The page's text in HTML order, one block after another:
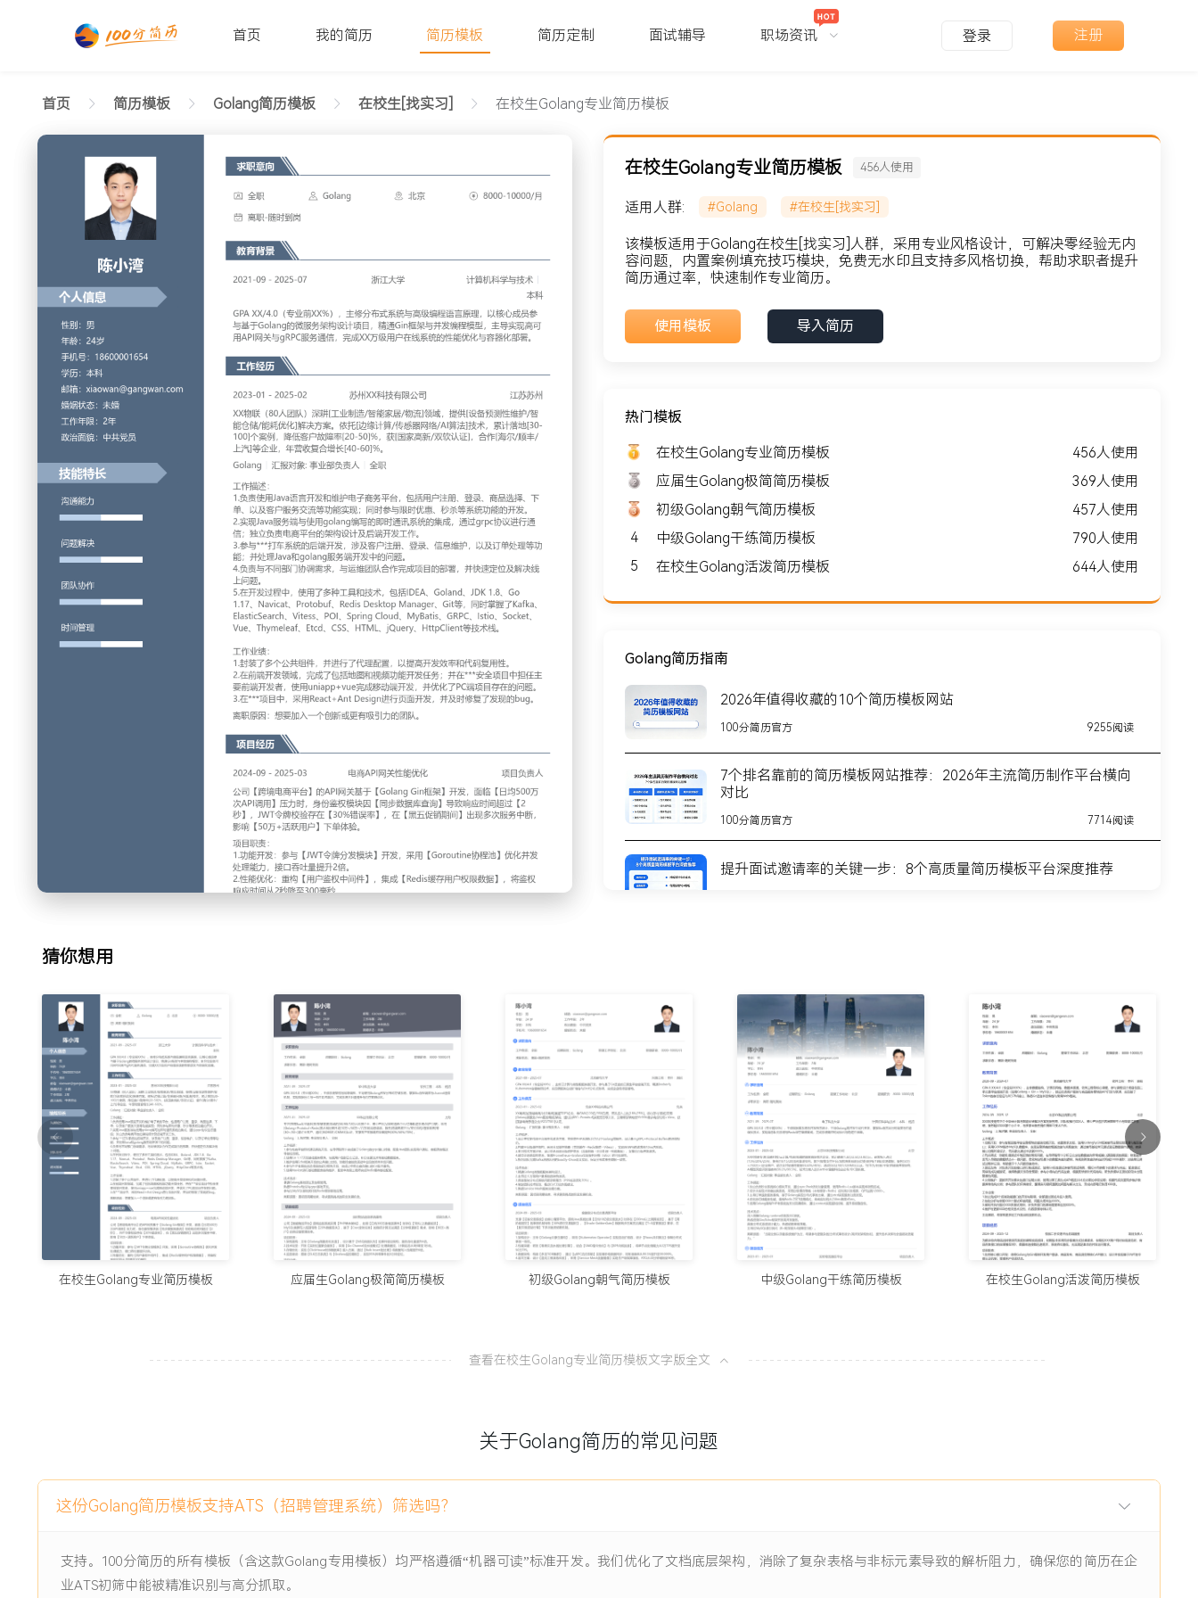
首页 我的简历 简历模板 简历定制 面试辅导 职场资讯 登录 注册
首页 简历模板 Golang简历模板 在校生[找实习] 在校生Golang专业简历模板
返回样式图
正在查看在校生Golang专业简历模板文字版
陈小湾
性别: 男 婚姻状态: 未婚工作年限: 4年政治面貌: 党员
邮箱: xiaowan@gangwan.com 电话号码: 18600001654
求职意向
工作性质: 全职 应聘职位: Golang期望工作地址: 北京期望薪资: 8000-10000
工作经历
2023-01 苏州XX科技有限公司 江苏苏州
XX物联（80人团队）深耕[工业制造/智能家居/物流]领域，提供[设备预测性维护/智能仓
储/能耗优化]解决方案。依托[边缘计算/传感器网络/AI算法]技术，累计落地[30-100]个案
例，降低客户故障率[20-50]%，获[国家高新/双软认证]，合作[海尔/顺丰/上汽]等企业，年
营收复合增长[40-60]%。
1.负责使用Java语言开发和维护电子商务平台，包括用户注册、登录、商品选择、下单、
2.实现Java服务端与使用golang编写的即时通讯系统的集成，通过grpc协议进行通信；独
立负责电商平台的架构设计及后端开发工作。
3.参与***打车系统的后端开发，涉及客户注册、登录、信息维护，以及订单处理等功能；
并处理Java和golang服务端开发中的问题。
4.负责与不同部门协调需求，与运维团队合作完成项目的部署，并快速定位及解决线上问
题。
ElasticSearch、Vitess、POI、Spring Cloud、MyBatis、GRPC、Istio、Socket、Vue、
工作业绩：
1.封装了多个公共组件，并进行了代理配置，以提高开发效率和代码复用性。
2.在前端开发领域，完成了包括地图和视频功能开发任务；并在***安全项目中担任主要前
端开发者，使用uniapp+vue完成移动端开发，并优化了PC端项目存在的问题。
3.在***项目中，采用React+Ant Design进行页面开发，并及时修复了发现的bug。
离职原因：想要加入一个创新或更有吸引力的团队。
项目经历
-2025-03 电商API网关性能优化 项目负责人
公司【跨境电商平台】的API网关基于【Golang Gin框架】开发，面临【日均500万次API
2.性能优化：重构【用户鉴权中间件】，集成【Redis缓存用户权限数据】，将鉴权响应时
时间。
率从60%提升至85%。
项目业绩：
在校生Golang专业简历模板 456人使用
适用人群: #Golang #在校生[找实习]
该模板适用于Golang在校生[找实习]人群，采用专业风格设计，可解决零经验无内
容问题，内置案例填充技巧模块，免费无水印且支持多风格切换，帮助求职者提升
简历通过率，快速制作专业简历。
使用模板 导入简历
热门模板
在校生Golang专业简历模板
456人使用
应届生Golang极简简历模板
369人使用
初级Golang朝气简历模板
457人使用
4
中级Golang干练简历模板
790人使用
5
在校生Golang活泼简历模板 644人使用
Golang简历指南
2026年值得收藏的10个简历模板网站
100分简历官方 9255阅读
7个排名靠前的简历模板网站推荐：2026年主流简历制作平台横向
对比
100分简历官方 7714阅读
提升面试邀请率的关键一步：8个高质量简历模板平台深度推荐
不会写简历？这8个高质量简历模板网站，帮你轻松迈出求职第一
100分简历官方 9915阅读
你的简历为什么总是被筛掉？试试这6个在线简历制作网站
100分简历官方 7354阅读
10个值得试用的制作简历网站与在线简历工具推荐（2026）
100分简历官方 5678阅读
8款AI简历生成工具实测：从智能制作到优化，国内外精选推荐
100分简历官方 9484阅读
猜你想用
在校生Golang专业简历模板 应届生Golang极简简历模板 初级Golang朝气简历模板 中级Golang干练简历模板 在校生Golang活泼简历模板
查看在校生Golang专业简历模板文字版全文
关于Golang简历的常见问题
这份Golang简历模板支持ATS（招聘管理系统）筛选吗？
支持。100分简历的所有模板（含这款Golang专用模板）均严格遵循“机器可读”标准开发。我们优化了文档底层架构，消除了复杂表格与非标元素导致的解析阻力，确保您的简历在企
业ATS初筛中能被精准识别与高分抓取。